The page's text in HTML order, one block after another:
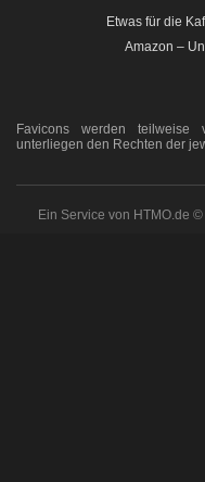
Etwas für die
Amazon –
Favicons werden teilweise
unterliegen den Rechten der
Ein Service von HTMO.de